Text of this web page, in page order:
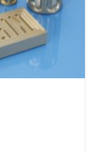
日8:30～17:30